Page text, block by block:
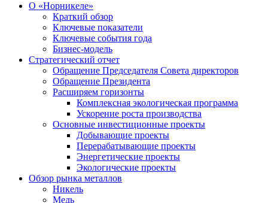
О «Норникеле»
Краткий обзор
Ключевые показатели
Ключевые события года
Бизнес-модель
Стратегический отчет
Обращение Председателя Совета директоров
Обращение Президента
Расширяем горизонты
Комплексная экологическая программа
Ускорение роста производства
Основные инвестиционные проекты
Добывающие проекты
Перерабатывающие проекты
Энергетические проекты
Экологические проекты
Обзор рынка металлов
Никель
Медь